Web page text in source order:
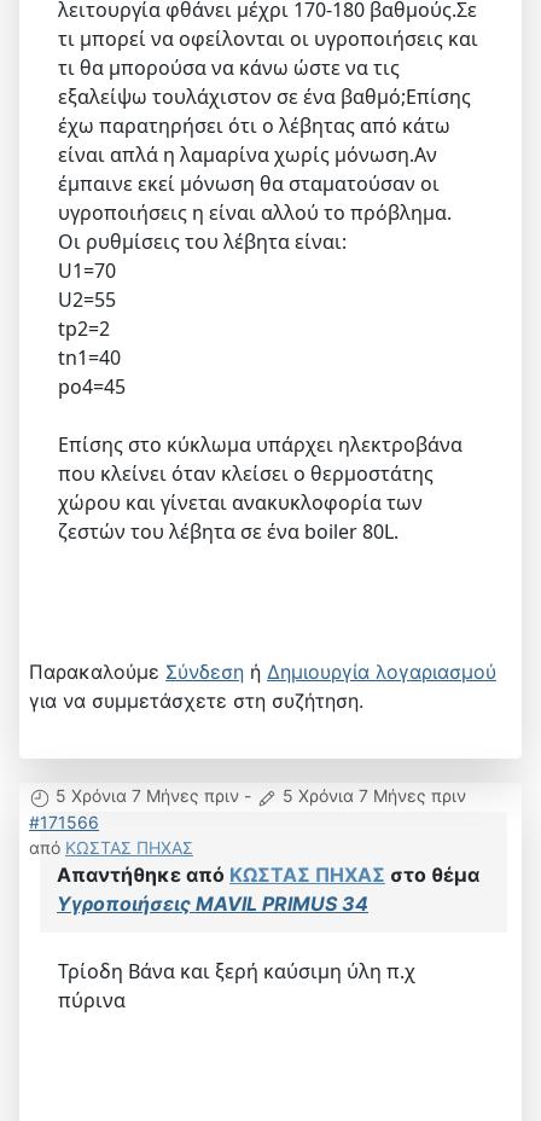
λειτουργία φθάνει μέχρι 170-180 βαθμούς.Σε
τι μπορεί να οφείλονται οι υγροποιήσεις και
τι θα μπορούσα να κάνω ώστε να τις
εξαλείψω τουλάχιστον σε ένα βαθμό;Επίσης
έχω παρατηρήσει ότι ο λέβητας από κάτω
είναι απλά η λαμαρίνα χωρίς μόνωση.Αν
έμπαινε εκεί μόνωση θα σταματούσαν οι
υγροποιήσεις η είναι αλλού το πρόβλημα.
Οι ρυθμίσεις του λέβητα είναι:
U1=70
U2=55
tp2=2
tn1=40
po4=45
Επίσης στο κύκλωμα υπάρχει ηλεκτροβάνα
που κλείνει όταν κλείσει ο θερμοστάτης
χώρου και γίνεται ανακυκλοφορία των
ζεστών του λέβητα σε ένα boiler 80L.
Παρακαλούμε Σύνδεση ή Δημιουργία λογαριασμού
για να συμμετάσχετε στη συζήτηση.
5 Χρόνια 7 Μήνες πριν -
5 Χρόνια 7 Μήνες πριν
#171566
από ΚΩΣΤΑΣ ΠΗΧΑΣ
Απαντήθηκε από ΚΩΣΤΑΣ ΠΗΧΑΣ στο θέμα
Υγροποιήσεις MAVIL PRIMUS 34
Τρίοδη Βάνα και ξερή καύσιμη ύλη π.χ
πύρινα